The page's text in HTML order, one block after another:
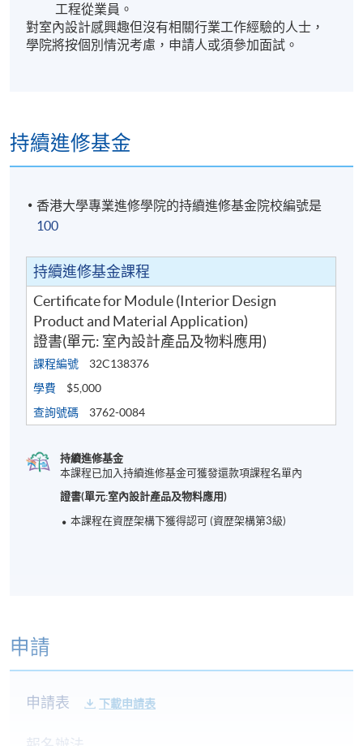
工程從業員。
對室內設計感興趣但沒有相關行業工作經驗的人士，
學院將按個別情況考慮，申請人或須參加面試。
持續進修基金
香港大學專業進修學院的持續進修基金院校編號是
100
持續進修基金課程
Certificate for Module (Interior Design
Product and Material Application)
證書(單元: 室內設計產品及物料應用)
課程編號
32C138376
學費
$5,000
查詢號碼
3762-0084
持續進修基金
本課程已加入持續進修基金可獲發還款項課程名單內
證書(單元:室內設計產品及物料應用)
本課程在資歴架構下獲得認可 (資歴架構第3級)
申請
申請表 下載申請表